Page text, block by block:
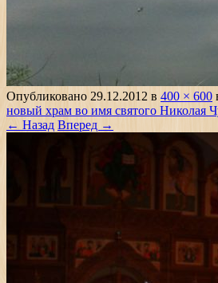
Опубликовано 29.12.2012 в 400 × 600
новый храм во имя святого Николая
← Назад Вперед →